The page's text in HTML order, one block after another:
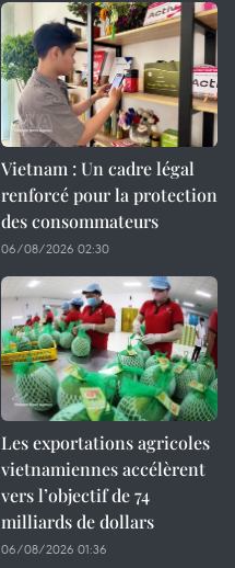
Vietnam : Un cadre légal
renforcé pour la protection
des consommateurs
06/08/2026 02:30
Les exportations agricoles
vietnamiennes accélèrent
vers l’objectif de 74
milliards de dollars
06/08/2026 01:36